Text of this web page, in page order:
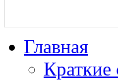
Главная
Краткие